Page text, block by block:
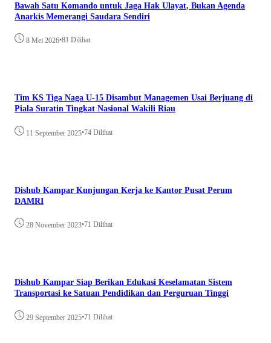
Bawah Satu Komando untuk Jaga Hak Ulayat, Bukan Agenda
Anarkis Memerangi Saudara Sendiri
8 Mei 2026•81 Dilihat
Tim KS Tiga Naga U-15 Disambut Managemen Usai Berjuang di
Piala Suratin Tingkat Nasional Wakili Riau
11 September 2025•74 Dilihat
Dishub Kampar Kunjungan Kerja ke Kantor Pusat Perum
DAMRI
28 November 2023•71 Dilihat
Dishub Kampar Siap Berikan Edukasi Keselamatan Sistem
Transportasi ke Satuan Pendidikan dan Perguruan Tinggi
29 September 2025•71 Dilihat